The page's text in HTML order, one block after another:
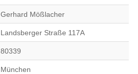
Gerhard Mößlacher
Landsberger Straße 117A
80339
München